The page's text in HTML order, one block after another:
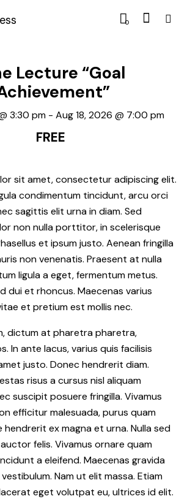
0
Lecture “Goal
3:30 pm - Aug 18, 2026 @ 7:00 pm
FREE
sit amet, consectetur adipiscing elit.
condimentum tincidunt, arcu orci
sagittis elit urna in diam. Sed
non nulla porttitor, in scelerisque
et ipsum justo. Aenean fringilla
non venenatis. Praesent at nulla
ligula a eget, fermentum metus.
dui et rhoncus. Maecenas varius
et pretium est mollis nec.
dictum at pharetra pharetra,
In ante lacus, varius quis facilisis
justo. Donec hendrerit diam.
risus a cursus nisl aliquam
suscipit posuere fringilla. Vivamus
efficitur malesuada, purus quam
ex magna et urna. Nulla sed
felis. Vivamus ornare quam
a eleifend. Maecenas gravida
Nam ut elit massa. Etiam
eget volutpat eu, ultrices id elit.